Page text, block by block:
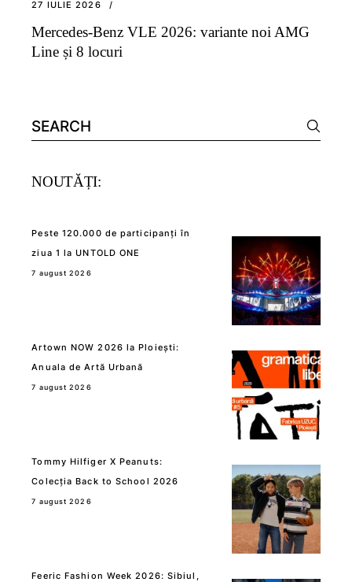
27 IULIE 2026
Mercedes-Benz VLE 2026: variante noi AMG
Line și 8 locuri
Search
for:
NOUTĂȚI:
Peste 120.000 de participanți în
ziua 1 la UNTOLD ONE
7 august 2026
Artown NOW 2026 la Ploiești:
Anuala de Artă Urbană
7 august 2026
Tommy Hilfiger X Peanuts:
Colecția Back to School 2026
7 august 2026
Feeric Fashion Week 2026: Sibiul,